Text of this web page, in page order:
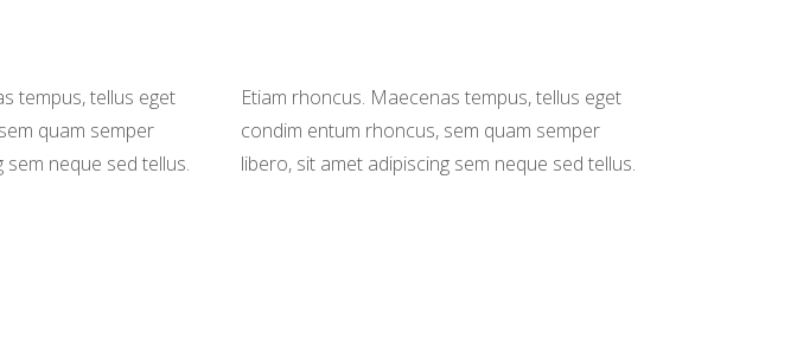
tempus, tellus eget
quam semper
sem neque sed tellus.
Etiam rhoncus. Maecenas tempus, tellus eget
condim entum rhoncus, sem quam semper
libero, sit amet adipiscing sem neque sed tellus.